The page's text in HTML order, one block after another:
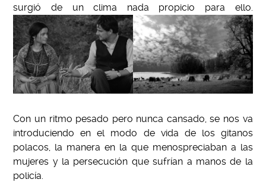
surgió de un clima nada propicio para ello.
Con un ritmo pesado pero nunca cansado, se nos va
introduciendo en el modo de vida de los gitanos
polacos, la manera en la que menospreciaban a las
mujeres y la persecución que sufrían a manos de la
policía.